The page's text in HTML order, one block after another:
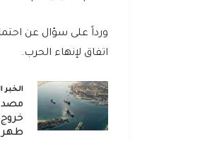
ورداً على سؤال عن
اتفاق لإنهاء الحرب.
الخبر